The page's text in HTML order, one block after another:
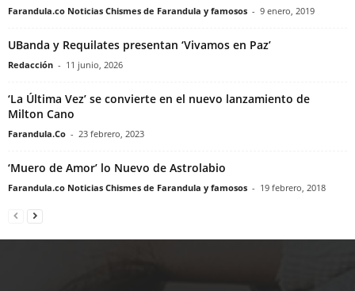
Farandula.co Noticias Chismes de Farandula y famosos - 9 enero, 2019
UBanda y Requilates presentan ‘Vivamos en Paz’
Redacción - 11 junio, 2026
‘La Última Vez’ se convierte en el nuevo lanzamiento de
Milton Cano
Farandula.Co - 23 febrero, 2023
‘Muero de Amor’ lo Nuevo de Astrolabio
Farandula.co Noticias Chismes de Farandula y famosos - 19 febrero, 2018